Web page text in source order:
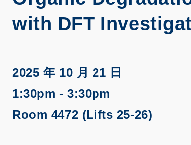
with DFT
2025 年 10 月 21 日
1:30pm - 3:30pm
Room 4472 (Lifts 25-26)